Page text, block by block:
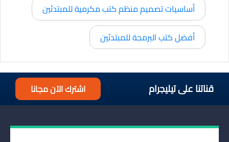
أساسيات تصميم منظم كتب مكرمية للمبتدئين
أفضل كتب البرمجة للمبتدئين
قناتنا على تيليجرام اشترك الآن مجانا